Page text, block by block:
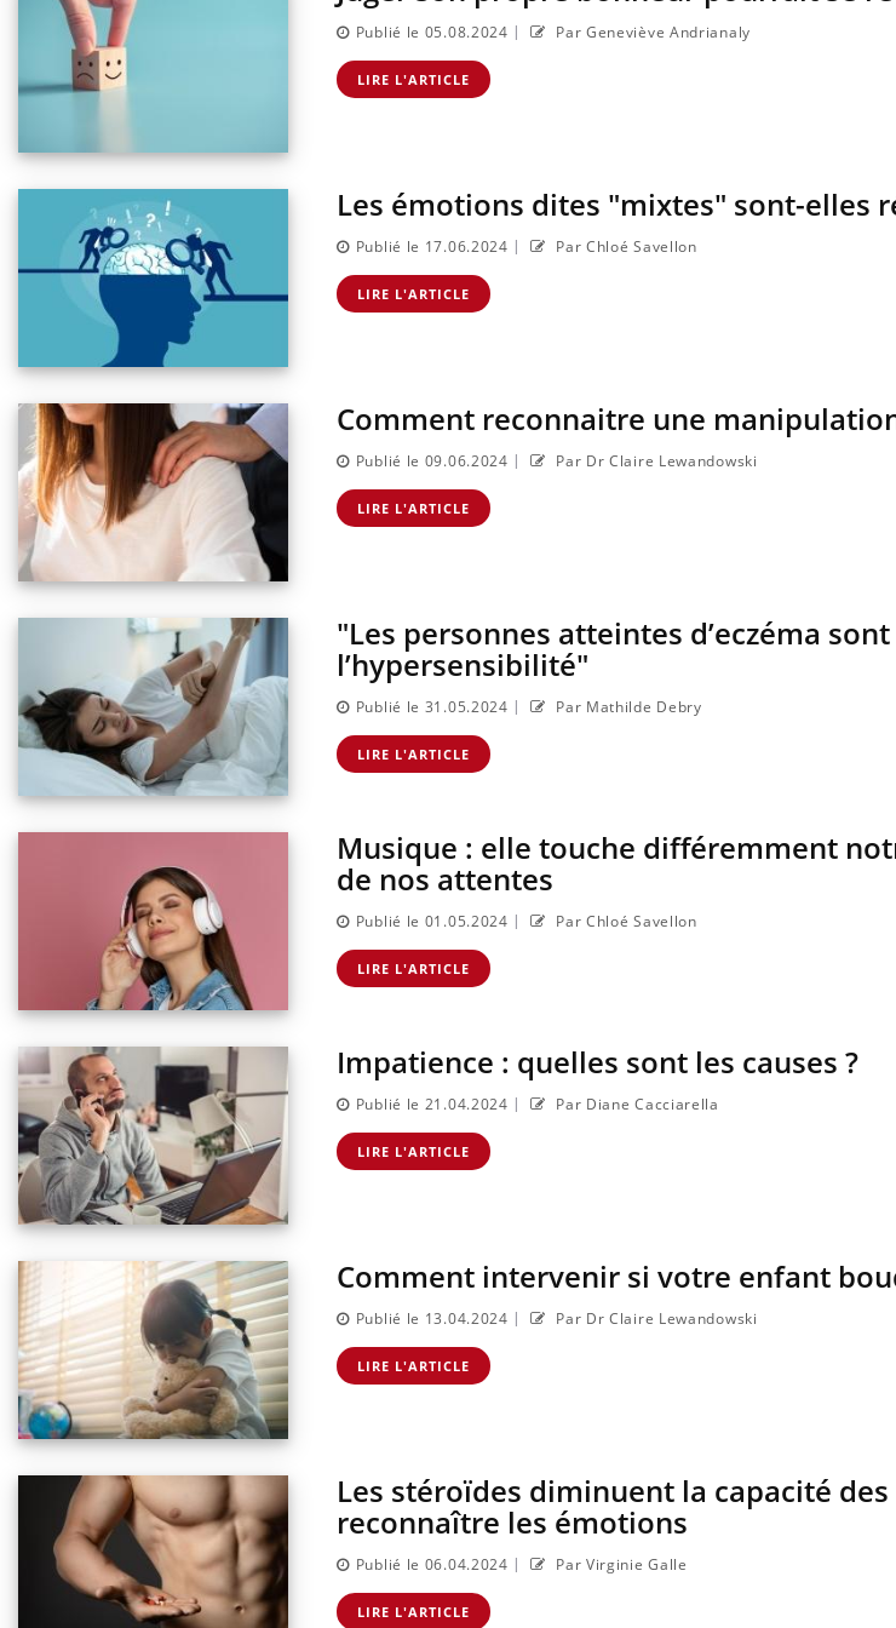
Publié le 05.08.2024 | Par Geneviève Andrianaly
LIRE L'ARTICLE
Les émotions dites "mixtes" sont-elles
Publié le 17.06.2024 | Par Chloé Savellon
LIRE L'ARTICLE
Comment reconnaitre une
Publié le 09.06.2024 | Par Dr Claire Lewandowski
LIRE L'ARTICLE
"Les personnes atteintes d’eczéma
l’hypersensibilité"
Publié le 31.05.2024 | Par Mathilde Debry
LIRE L'ARTICLE
Musique : elle touche différemment
de nos attentes
Publié le 01.05.2024 | Par Chloé Savellon
LIRE L'ARTICLE
Impatience : quelles sont les causes ?
Publié le 21.04.2024 | Par Diane Cacciarella
LIRE L'ARTICLE
Comment intervenir si votre enfant
Publié le 13.04.2024 | Par Dr Claire Lewandowski
LIRE L'ARTICLE
Les stéroïdes diminuent la capacité
reconnaître les émotions
Publié le 06.04.2024 | Par Virginie Galle
LIRE L'ARTICLE